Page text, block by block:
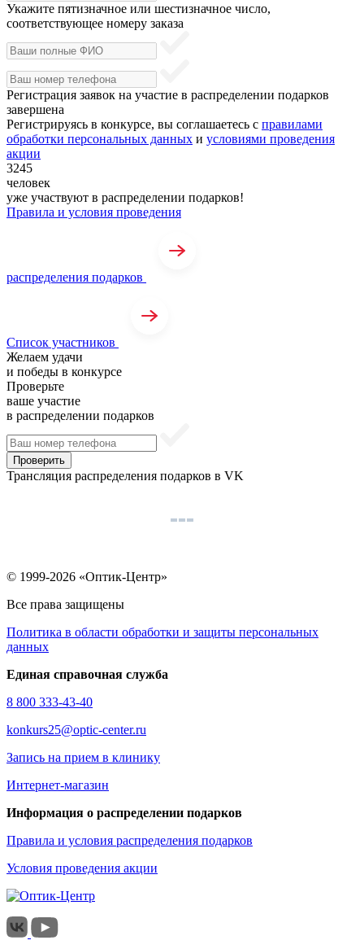
Укажите пятизначное или шестизначное число,
соответствующее номеру заказа
Регистрация заявок на участие в распределении подарков
завершена
Регистрируясь в конкурсе, вы соглашаетесь с правилами
обработки персональных данных и условиями проведения
акции
3245
человек
уже участвуют в распределении подарков!
Правила и условия проведения
распределения подарков
Список участников
Желаем удачи
и победы в конкурсе
Проверьте
ваше участие
в распределении подарков
Проверить
Трансляция распределения подарков в VK
© 1999-2026 «Оптик-Центр»
Все права защищены
Политика в области обработки и защиты персональных
данных
Единая справочная служба
8 800 333-43-40
konkurs25@optic-center.ru
Запись на прием в клинику
Интернет-магазин
Информация о распределении подарков
Правила и условия распределения подарков
Условия проведения акции